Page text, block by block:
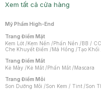
Xem tất cả cửa hàng
Mỹ Phẩm High-End
Trang Điểm Mặt
Kem Lót /Kem Nền /Phấn Nền /BB /
Che Khuyết Điểm /Má Hồng /Tạo
Trang Điểm Mắt
Kẻ Mày /Kẻ Mắt /Phấn Mắt /Mascara
Trang Điểm Môi
Son Dưỡng Môi /Son Kem / Tint /Son